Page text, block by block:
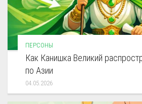
ПЕРСОНЫ
Как Канишка Великий
по Азии
04.05.2026